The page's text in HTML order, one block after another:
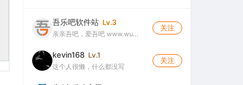
吾乐吧软件站 Lv.3
亲亲吾吧，爱吾吧 www.wu…
关注
kevin168 Lv.1
这个人很懒，什么都没写
关注